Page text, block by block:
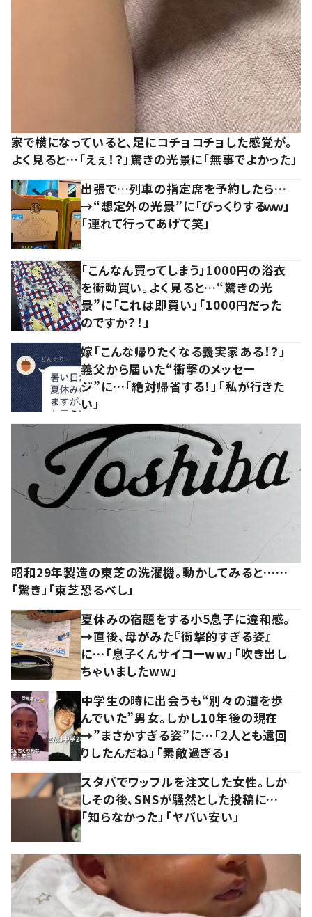
家で横になっていると、足にコチョコチョした感覚が。
よく見ると…「えぇ！？」驚きの光景に「無事でよかった」
出張で…列車の指定席を予約したら…
→“想定外の光景”に「びっくりするｗｗ」
「連れて行ってあげて笑」
「こんなん買ってしまう」1000円の浴衣
を衝動買い。よく見ると…“驚きの光
景”に「これは即買い」「1000円だった
のですか？！」
嫁「こんな帰りたくなる義実家ある！？」
義父から届いた“衝撃のメッセー
ジ”に…「絶対帰省する！」「私が行きた
い」
昭和29年製造の東芝の洗濯機。動かしてみると……
「驚き」「東芝恐るべし」
夏休みの宿題をする小5息子に違和感。
→直後、母がみた『衝撃的すぎる姿』
に…「息子くんサイコーww」「吹き出し
ちゃいましたww」
中学生の時に出会うも“別々の道を歩
んでいた”男女。しかし10年後の現在
→”まさかすぎる姿”に…「2人とも遠回
りしたんだね」「素敵過ぎる」
スタバでワッフルを注文した女性。しか
しその後、SNSが騒然とした投稿に…
「知らなかった」「ヤバい安い」